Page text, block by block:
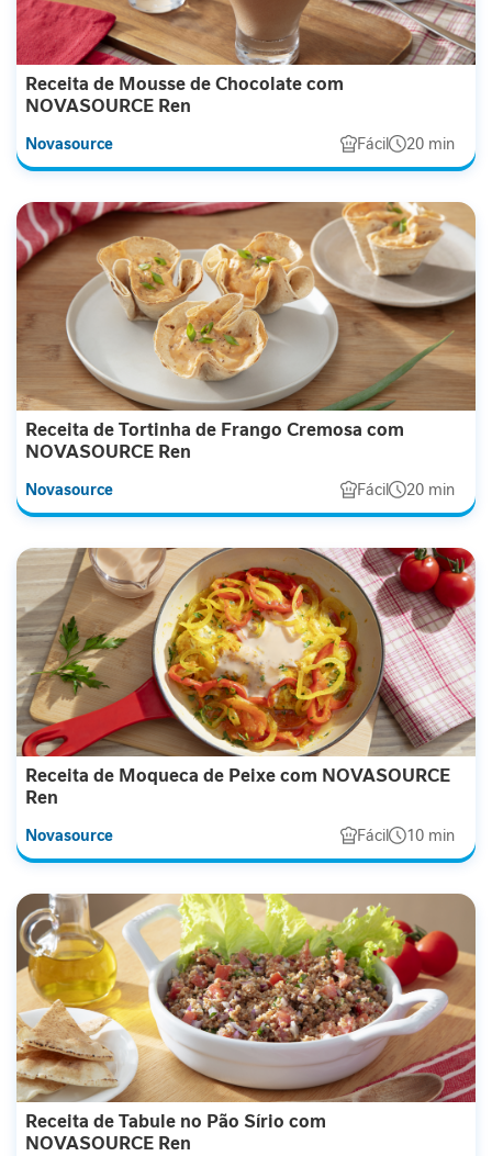
o
r
m
a
n
e
a
ú
F
e
m
n
i
n
C
d
a
d
o
M
e
t
a
b
i
c
R
e
l
a
x
a
m
e
n
t
Receita de Mousse de Chocolate com
NOVASOURCE Ren
Novasource Fácil 20 min
Receita de Tortinha de Frango Cremosa com
NOVASOURCE Ren
Novasource Fácil 20 min
Receita de Moqueca de Peixe com NOVASOURCE
Ren
Novasource Fácil 10 min
Receita de Tabule no Pão Sírio com
NOVASOURCE Ren